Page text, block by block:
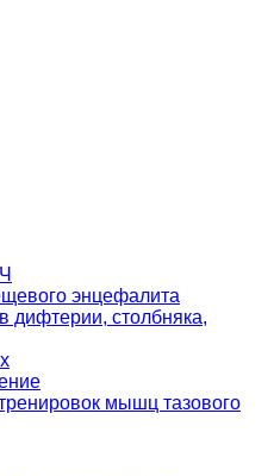
энцефалита
дифтерии, столбняка,
мышц тазового